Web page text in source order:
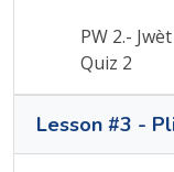
PW 2.-
Quiz 2
Lesson #3 -